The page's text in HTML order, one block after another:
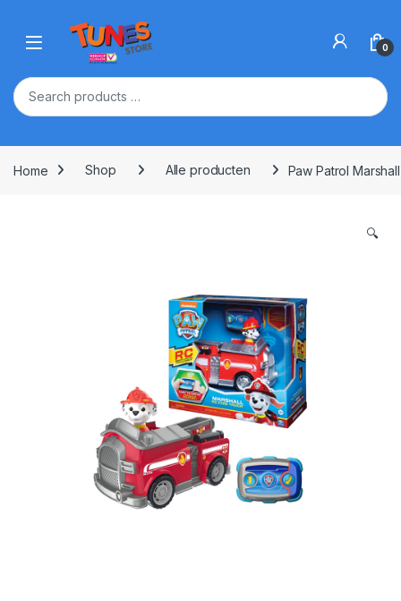
Open 0
Home Shop Alle producten Paw Patrol
🔍